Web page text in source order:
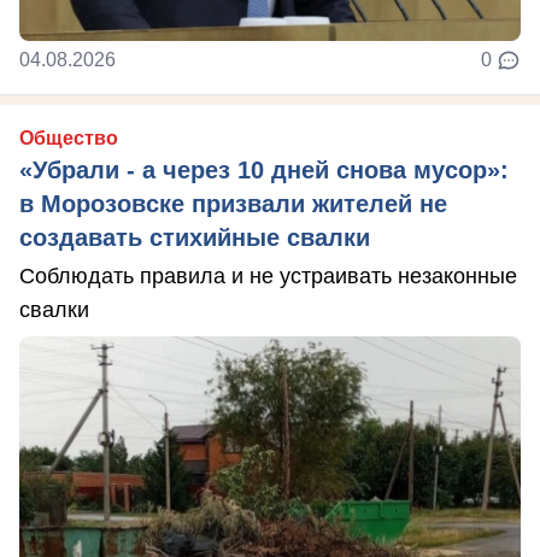
04.08.2026 0
Общество
«Убрали - а через 10 дней снова мусор»:
в Морозовске призвали жителей не
создавать стихийные свалки
Соблюдать правила и не устраивать незаконные
свалки